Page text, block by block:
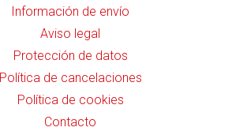
Información de envío
Aviso legal
Protección de datos
Política de cancelaciones
Política de cookies
Contacto